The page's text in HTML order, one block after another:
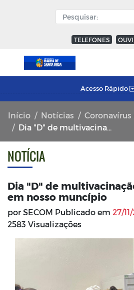
TELEFONES
Acesso Rápido
Início Notícias
Coronavírus
Dia "D" de multivacinação e COVID - 19 em nosso muncípio
NOTÍCIA
Dia "D" de
em nosso muncípio
por SECOM Publicado em 27/
2583 Visualizações